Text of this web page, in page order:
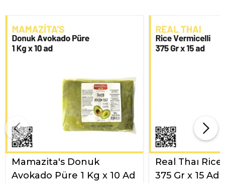
Mamazita's Donuk
Avokado Püre 1 Kg x 10 Ad
Real Thaı
375 Gr x 15 Ad